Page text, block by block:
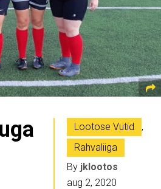
Lootose Vutid
,
Rahvaliiga
By jklootos
aug 2, 2020